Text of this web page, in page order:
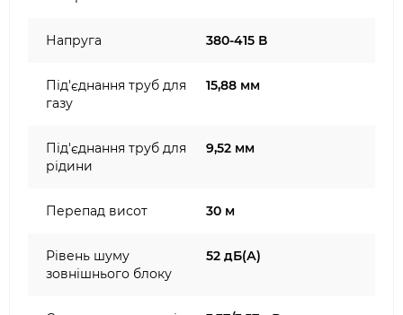
Напруга 380-415 В
Під'єднання труб для
газу
15,88 мм
Під'єднання труб для
рідини
9,52 мм
Перепад висот 30 м
Рівень шуму
зовнішнього блоку
52 дБ(А)